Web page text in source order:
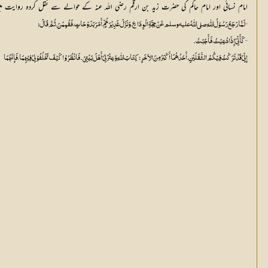
امام نسائی اور امام حاکم کی حضرت زید بن ارقم رضی اللہ عنہ کے حوالے سے نقل کردہ
’’لَمَّا رَجَعَ رَسُوْلُ اللّٰہِ صلي اللّٰهُ عليه وسلم عَنْ حِجَّۃِ الْوِدَاعِ، وَنَزَلَ غَدِیْرَ خُمٍّ، أَمَرَ بَدَوْحَاتٍ، فَقُمِمْنَ، ثُمَّ قَالَ:
’’کَأَنِّيْ إِذَا دُعِیْتُ، فَأَجَبْتُ۔
إِنِّيْ قَدْ تَرَکْتُ فِیْکُمْ الثَّقَلَیْنِ، أَحَدُہُمَا أَکْبَرُ مِنَ الآخَرِ:کِتَابَ اللّٰہِ وَعِتْرَتِيْ أَہْلَ بَیْتِيْ۔ فَانْظُرُوْا کَیْفَ تَخْلُفُوْنِيْ فِیْہِمَا، فَإِنَّہُمَا